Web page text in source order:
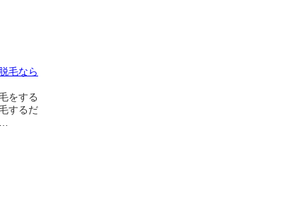
毛なら
をする
するだ